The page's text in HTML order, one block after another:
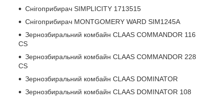
Снігоприбирач SIMPLICITY 1713515
Снігоприбирач MONTGOMERY WARD SIM1245A
Зернозбиральний комбайн CLAAS COMMANDOR 116
CS
Зернозбиральний комбайн CLAAS COMMANDOR 228
CS
Зернозбиральний комбайн CLAAS DOMINATOR
Зернозбиральний комбайн CLAAS DOMINATOR 108